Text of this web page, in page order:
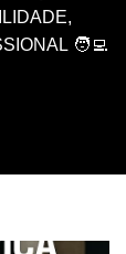
🧑‍💻